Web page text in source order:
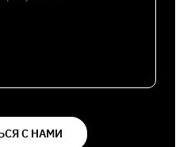
С НАМИ